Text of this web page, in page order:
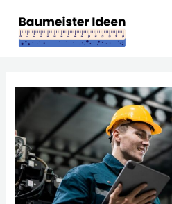
Inhalt
springen